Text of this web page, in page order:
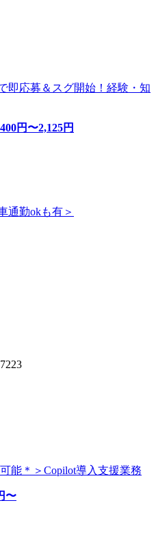
即応募＆スグ開始！経験・知
円〜2,125円
通勤okも有＞
能＊＞Copilot導入支援業務
〜